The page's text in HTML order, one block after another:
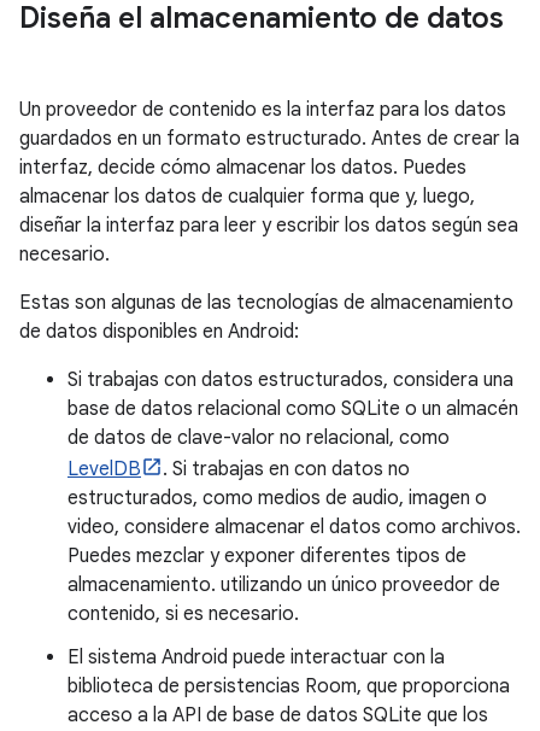
Diseña el almacenamiento de datos
Un proveedor de contenido es la interfaz para los datos
guardados en un formato estructurado. Antes de crear la
interfaz, decide cómo almacenar los datos. Puedes
almacenar los datos de cualquier forma que y, luego,
diseñar la interfaz para leer y escribir los datos según sea
necesario.
Estas son algunas de las tecnologías de almacenamiento
de datos disponibles en Android:
Si trabajas con datos estructurados, considera una
base de datos relacional como SQLite o un almacén
de datos de clave-valor no relacional, como
LevelDB
. Si trabajas en con datos no
estructurados, como medios de audio, imagen o
video, considere almacenar el datos como archivos.
Puedes mezclar y exponer diferentes tipos de
almacenamiento. utilizando un único proveedor de
contenido, si es necesario.
El sistema Android puede interactuar con la
biblioteca de persistencias Room, que proporciona
acceso a la API de base de datos SQLite que los